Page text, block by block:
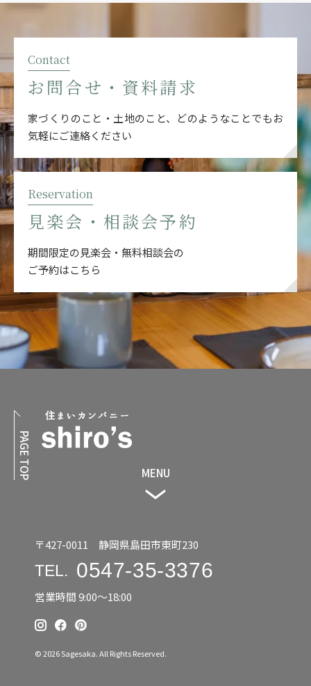
Contact
お問合せ・資料請求
家づくりのこと・土地のこと、どのようなことでもお
気軽にご連絡ください
Reservation
見楽会・相談会予約
期間限定の見楽会・無料相談会の
ご予約はこちら
MENU
〒427-0011 静岡県島田市東町230
TEL. 0547-35-3376
営業時間 9:00〜18:00
PAGE TOP
© 2026 Sagesaka. All Rights Reserved.